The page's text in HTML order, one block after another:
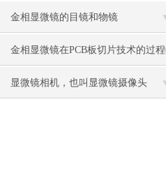
牌值得推荐
金相显微镜的目镜和物镜
金相显微镜在PCB板切片技术的过程
控制中的作用
显微镜相机，也叫显微镜摄像头